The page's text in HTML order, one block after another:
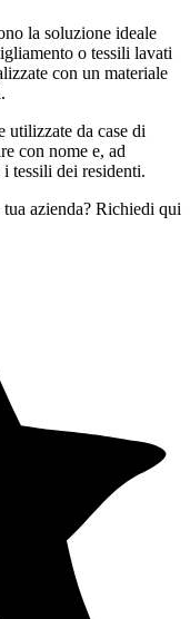
la soluzione ideale
o tessili lavati
con un materiale
utilizzate da case di
con nome e, ad
tessili dei residenti.
azienda? Richiedi qui